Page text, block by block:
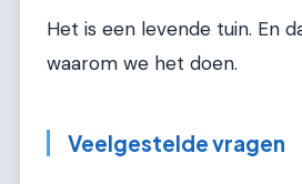
Het is een levende tuin. En
waarom we het doen.
Veelgestelde vragen